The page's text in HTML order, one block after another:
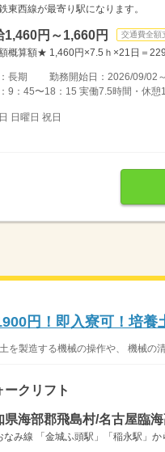
東西線が最寄り駅になります。
1,460円～1,660円 交通費全額
概算額★ 1,460円×7.5ｈ×21日＝
長期 勤務開始日：2026/09/02～
9：45〜18：15 実働7.5時間・
日曜日 祝日
円！即入寮可！培
を製造する機械の操作や、 機械の
ークリフト
県海部郡飛島村/名古屋臨
なみ線 「金城ふ頭駅」「稲永駅」